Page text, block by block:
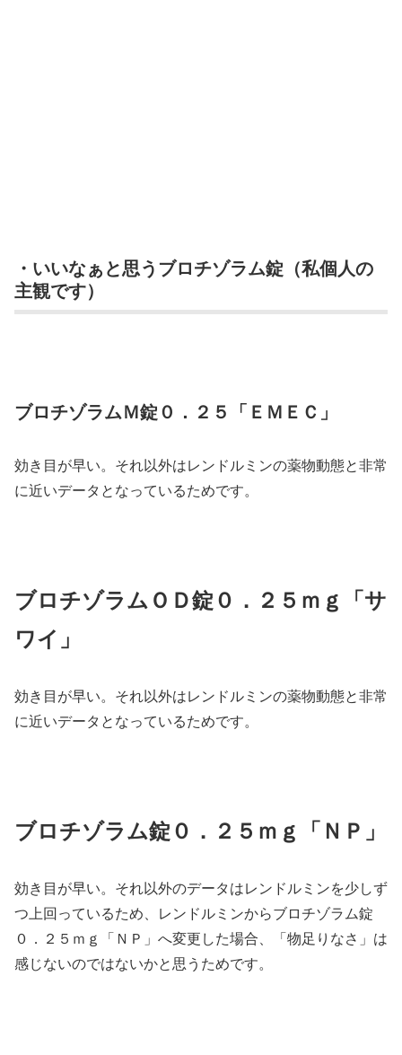
・いいなぁと思うブロチゾラム錠（私個人の
主観です）
ブロチゾラムＭ錠０．２５「ＥＭＥＣ」
効き目が早い。それ以外はレンドルミンの薬物動態と非常
に近いデータとなっているためです。
ブロチゾラムＯＤ錠０．２５ｍｇ「サ
ワイ」
効き目が早い。それ以外はレンドルミンの薬物動態と非常
に近いデータとなっているためです。
ブロチゾラム錠０．２５ｍｇ「ＮＰ」
効き目が早い。それ以外のデータはレンドルミンを少しず
つ上回っているため、レンドルミンからブロチゾラム錠
０．２５ｍｇ「ＮＰ」へ変更した場合、「物足りなさ」は
感じないのではないかと思うためです。